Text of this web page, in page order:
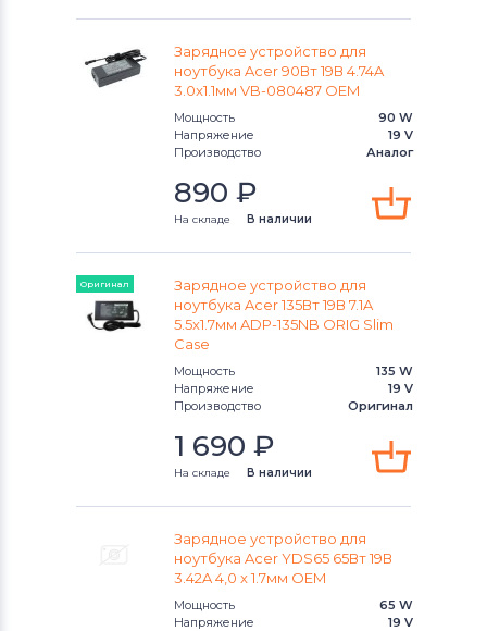
Блоки питания для ноутбуков
Блоки питания для ноутбуков
Блоки питания для ноутбуков
Блоки питания для ноутбуков
Compaq
Блоки питания для ноутбуков
Блоки питания для ноутбуков
Блоки питания для ноутбуков
Блоки питания для ноутбуковLG
Блоки питания для ноутбуков
Зарядное устройство для
ноутбука Acer 90Вт 19В 4.74A
3.0x1.1мм VB-080487 OEM
Мощность
90 W
Напряжение
19 V
Производство
Аналог
890 ₽
На складе В наличии
Оригинал
Зарядное устройство для
ноутбука Acer 135Вт 19В 7.1A
5.5x1.7мм ADP-135NB ORIG Slim
Case
Мощность
135 W
Напряжение
19 V
Производство
Оригинал
1 690 ₽
На складе В наличии
Зарядное устройство для
ноутбука Acer YDS65 65Вт 19В
3.42A 4,0 x 1.7мм OEM
Мощность
65 W
Напряжение
19 V